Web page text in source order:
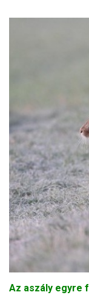
Az aszály egyre